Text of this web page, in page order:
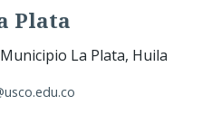
Plata
La Plata, Huila